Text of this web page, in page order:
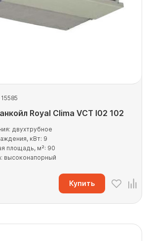
Royal Clima VCT I02 102
двухтрубное
кВт: 9
площадь, м²: 90
высоконапорный
Купить